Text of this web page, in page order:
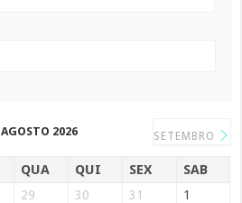
AGOSTO 2026 SETEMBRO
QUA QUI SEX SAB
29 30 31 1